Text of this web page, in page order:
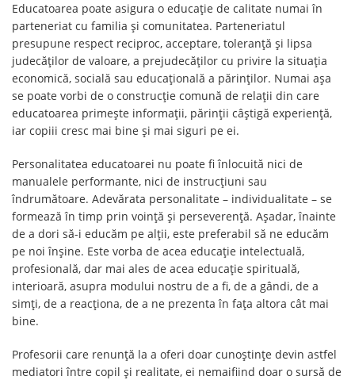
Educatoarea poate asigura o educație de calitate numai în
parteneriat cu familia și comunitatea. Parteneriatul
presupune respect reciproc, acceptare, toleranță și lipsa
judecăților de valoare, a prejudecăților cu privire la situația
economică, socială sau educațională a părinților. Numai așa
se poate vorbi de o construcție comună de relații din care
educatoarea primește informații, părinții câștigă experiență,
iar copiii cresc mai bine și mai siguri pe ei.
Personalitatea educatoarei nu poate fi înlocuită nici de
manualele performante, nici de instrucțiuni sau
îndrumătoare. Adevărata personalitate – individualitate – se
formează în timp prin voință și perseverență. Așadar, înainte
de a dori să-i educăm pe alții, este preferabil să ne educăm
pe noi înșine. Este vorba de acea educație intelectuală,
profesională, dar mai ales de acea educație spirituală,
interioară, asupra modului nostru de a fi, de a gândi, de a
simți, de a reacționa, de a ne prezenta în fața altora cât mai
bine.
Profesorii care renunță la a oferi doar cunoștințe devin astfel
mediatori între copil și realitate, ei nemaifiind doar o sursă de